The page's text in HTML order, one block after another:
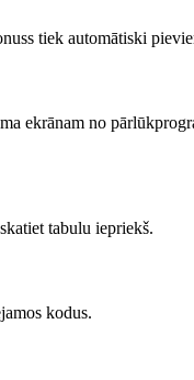
tiek automātiski
ekrānam no
tabulu iepriekš.
kodus.